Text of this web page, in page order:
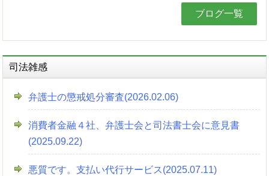
ブログ一覧
司法雑感
弁護士の懲戒処分審査(2026.02.06)
消費者金融４社、弁護士会と司法書士会に意見書
(2025.09.22)
悪質です。支払い代行サービス(2025.07.11)